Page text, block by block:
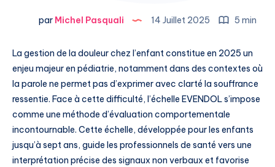
par Michel Pasquali 14 Juillet 2025 5 min
La gestion de la douleur chez l’enfant constitue en 2025 un
enjeu majeur en pédiatrie, notamment dans des contextes où
la parole ne permet pas d’exprimer avec clarté la souffrance
ressentie. Face à cette difficulté, l’échelle EVENDOL s’impose
comme une méthode d’évaluation comportementale
incontournable. Cette échelle, développée pour les enfants
jusqu’à sept ans, guide les professionnels de santé vers une
interprétation précise des signaux non verbaux et favorise